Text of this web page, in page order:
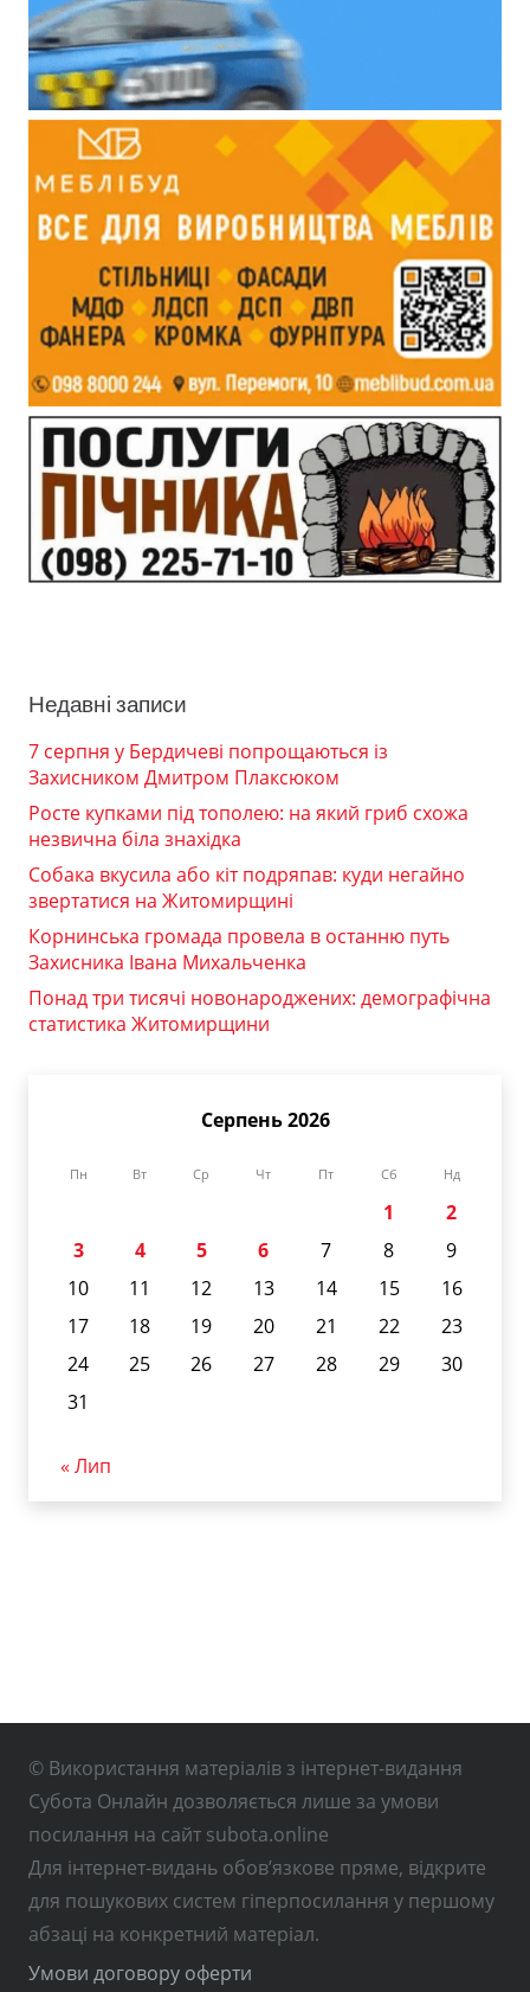
Недавні записи
7 серпня у Бердичеві попрощаються із
Захисником Дмитром Плаксюком
Росте купками під тополею: на який гриб схожа
незвична біла знахідка
Собака вкусила або кіт подряпав: куди негайно
звертатися на Житомирщині
Корнинська громада провела в останню путь
Захисника Івана Михальченка
Понад три тисячі новонароджених: демографічна
статистика Житомирщини
Серпень 2026
Пн Вт Ср Чт Пт Сб Нд
1
2
3
4 5 6 7 8
9
10
11 12 13 14 15
16
17
18 19 20 21 22
23
24
25 26 27 28 29
30
31
« Лип
© Використання матеріалів з інтернет-видання
Субота Онлайн дозволяється лише за умови
посилання на сайт subota.online
Для інтернет-видань обов’язкове пряме, відкрите
для пошукових систем гіперпосилання у першому
абзаці на конкретний матеріал.
Умови договору оферти